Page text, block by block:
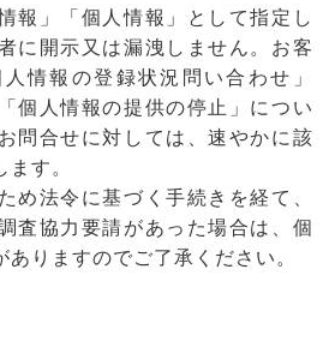
報」「個人情報」として指定し
に開示又は漏洩しません。お客
情報の登録状況問い合わせ」
個人情報の提供の停止」につい
問合せに対しては、速やかに該
す。
め法令に基づく手続きを経て、
査協力要請があった場合は、個
ありますのでご了承ください。